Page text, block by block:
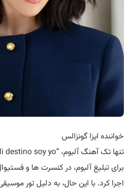
خواننده ایزا گونزالس
برای تبلیغ آلبوم، در کنسرت ها و
اجرا کرد. با این حال، به دلیل تور